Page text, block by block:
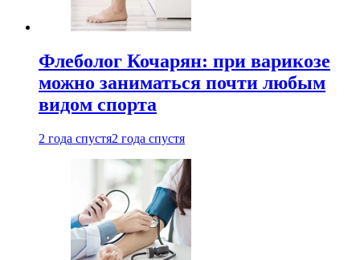
Флеболог Кочарян: при варикозе
можно заниматься почти любым
видом спорта
2 года спустя2 года спустя